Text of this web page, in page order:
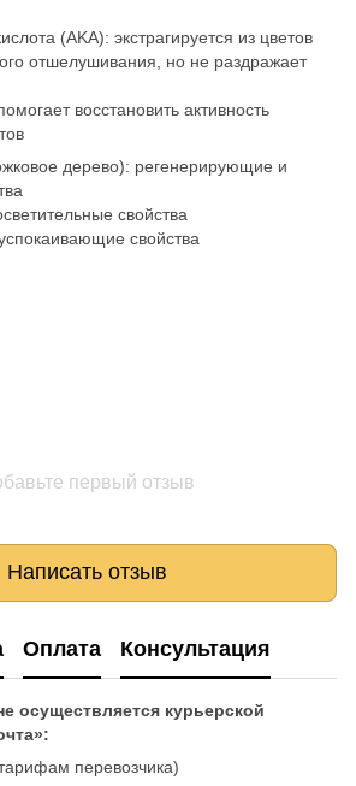
(AKA): экстрагируется из цветов
отшелушивания, но не раздражает
восстановить активность
дерево): регенерирующие и
свойства
свойства
первый отзыв
Написать отзыв
Оплата Консультация
осуществляется курьерской
перевозчика)